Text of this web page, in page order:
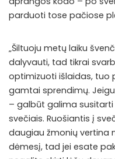
parduoti tose pačiose
„Šiltuoju metų laiku
dalyvauti, tad tikrai
optimizuoti išlaidas, tuo
gamtai sprendimų.
– galbūt galima susitarti
svečiais. Ruošiantis į
daugiau žmonių vertina
dėmesį, tad jei esate